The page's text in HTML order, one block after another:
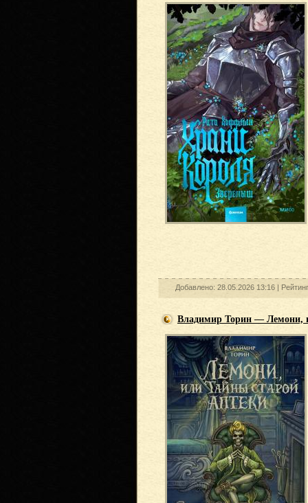
Добавлено: 28.05.2026 13:16 |
Владимир Торин — Лемони,